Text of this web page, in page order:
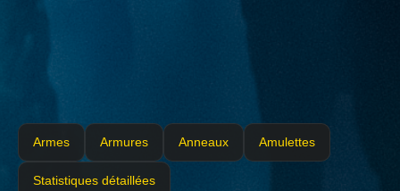
Armes Armures Anneaux Amulettes
Statistiques détaillées